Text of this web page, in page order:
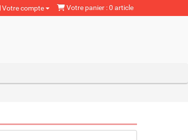
Votre compte Votre panier : 0 article